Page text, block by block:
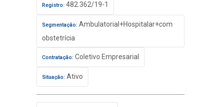
Registro: 482.362/19-1
Segmentação: Ambulatorial+Hospitalar+com
obstetrícia
Contratação: Coletivo Empresarial
Situação: Ativo